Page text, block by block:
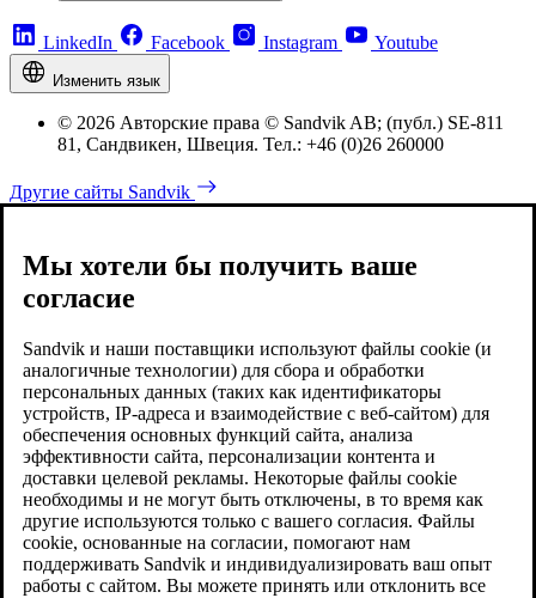
LinkedIn Facebook Instagram Youtube
Изменить язык
© 2026 Авторские права © Sandvik AB; (публ.) SE-811
81, Сандвикен, Швеция. Тел.: +46 (0)26 260000
Другие сайты Sandvik
Мы хотели бы получить ваше
согласие
Sandvik и наши поставщики используют файлы cookie (и
аналогичные технологии) для сбора и обработки
персональных данных (таких как идентификаторы
устройств, IP-адреса и взаимодействие с веб-сайтом) для
обеспечения основных функций сайта, анализа
эффективности сайта, персонализации контента и
доставки целевой рекламы. Некоторые файлы cookie
необходимы и не могут быть отключены, в то время как
другие используются только с вашего согласия. Файлы
cookie, основанные на согласии, помогают нам
поддерживать Sandvik и индивидуализировать ваш опыт
работы с сайтом. Вы можете принять или отклонить все